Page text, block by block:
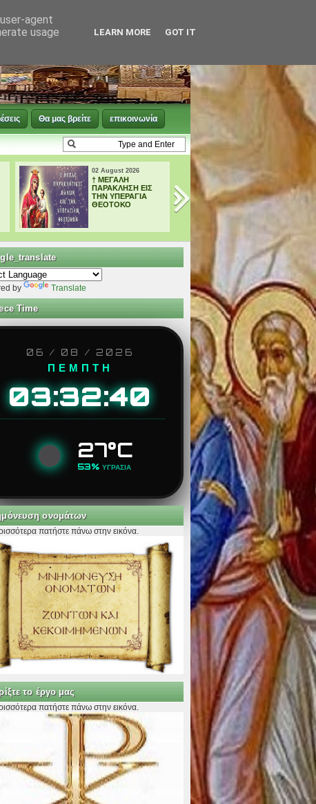
Θα μας βρείτε επικοινωνία
02 August 2026
† ΜΕΓΑΛΗ
ΠΑΡΑΚΛΗΣΗ ΕΙΣ
ΤΗΝ ΥΠΕΡΑΓΙΑ
ΘΕΟΤΟΚΟ
02 August 2026
Tο Αγιολόγιο της
ημέρας 02
Αυγούστου
by Translate
Time
06 / 08 / 2026
ΠΕΜΠΤΗ
03:32:42
27°C
53% ΥΓΡΑΣΙΑ
ονομάτων
πατήστε πάνω στην εικόνα.
το έργο μας
πατήστε πάνω στην εικόνα.
agent
usage
LEARN MORE GOT IT